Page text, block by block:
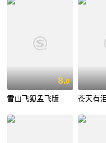
8.0
雪山飞狐孟飞版 苍天有泪